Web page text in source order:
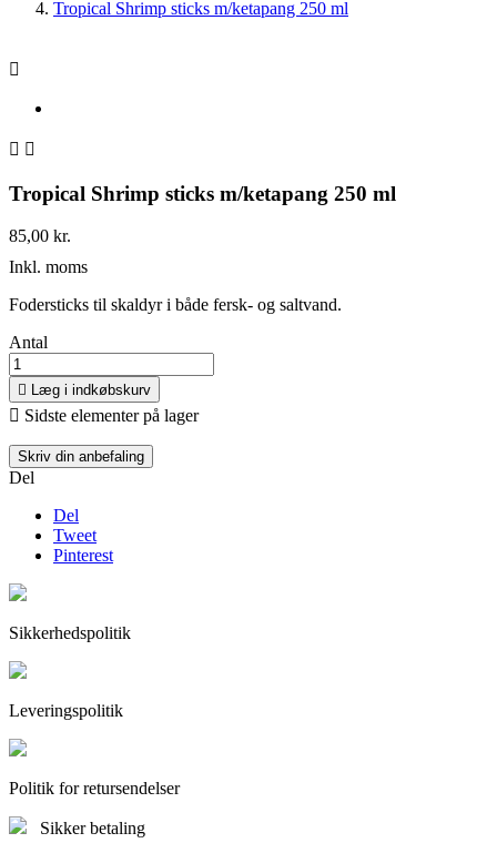
Tropical Shrimp sticks m/ketapang 250 ml

 
Tropical Shrimp sticks m/ketapang 250 ml
85,00 kr.
Inkl. moms
Fodersticks til skaldyr i både fersk- og saltvand.
Antal
 Læg i indkøbskurv
 Sidste elementer på lager
Skriv din anbefaling
Del
Del
Tweet
Pinterest
Sikkerhedspolitik
Leveringspolitik
Politik for retursendelser
Sikker betaling